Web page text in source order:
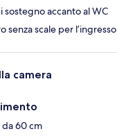
sostegno accanto al WC
senza scale per l’ingresso
camera
da 60 cm